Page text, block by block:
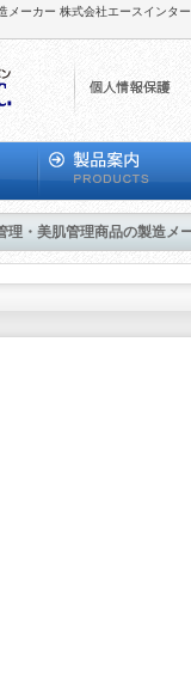
ーカー 株式会社エースイン
理・美肌管理商品の製造